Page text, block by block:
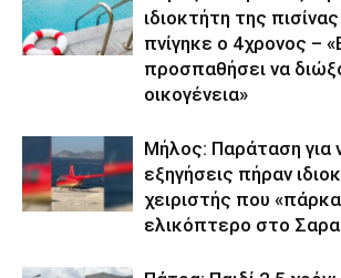
ιδιοκτήτη της
πνίγηκε ο 4χρονος –
προσπαθήσει να
οικογένεια»
Μήλος: Παράταση για
εξηγήσεις πήραν
χειριστής που
ελικόπτερο στο